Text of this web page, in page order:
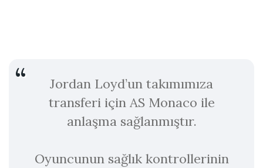
Jordan Loyd’un takımımıza
transferi için AS Monaco ile
anlaşma sağlanmıştır.
Oyuncunun sağlık kontrollerinin